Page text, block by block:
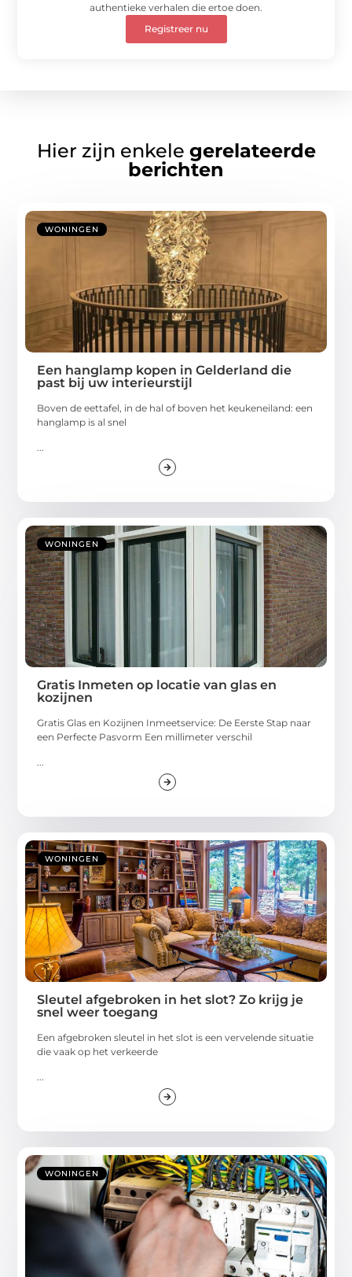
authentieke verhalen die ertoe doen.
Registreer nu
Hier zijn enkele gerelateerde
berichten
WONINGEN
Een hanglamp kopen in Gelderland die
past bij uw interieurstijl
Boven de eettafel, in de hal of boven het keukeneiland: een
hanglamp is al snel
...
WONINGEN
Gratis Inmeten op locatie van glas en
kozijnen
Gratis Glas en Kozijnen Inmeetservice: De Eerste Stap naar
een Perfecte Pasvorm Een millimeter verschil
...
WONINGEN
Sleutel afgebroken in het slot? Zo krijg je
snel weer toegang
Een afgebroken sleutel in het slot is een vervelende situatie
die vaak op het verkeerde
...
WONINGEN